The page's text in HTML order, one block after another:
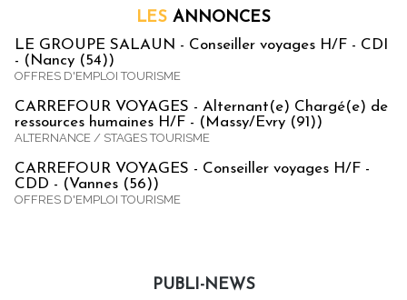
LES ANNONCES
LE GROUPE SALAUN - Conseiller voyages H/F - CDI
- (Nancy (54))
OFFRES D'EMPLOI TOURISME
CARREFOUR VOYAGES - Alternant(e) Chargé(e) de
ressources humaines H/F - (Massy/Evry (91))
ALTERNANCE / STAGES TOURISME
CARREFOUR VOYAGES - Conseiller voyages H/F -
CDD - (Vannes (56))
OFFRES D'EMPLOI TOURISME
PUBLI-NEWS